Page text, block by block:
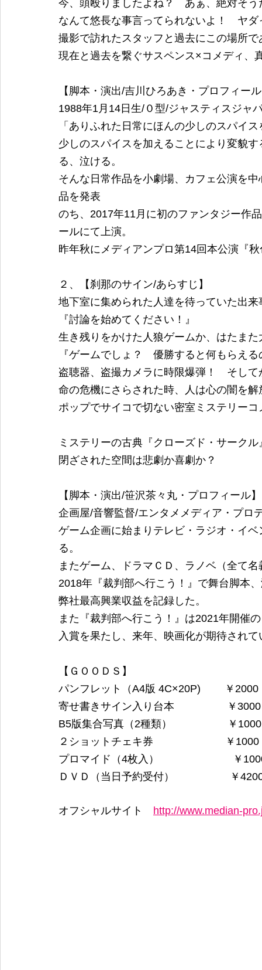
今、頭殴りましたよね？　あぁ、絶対そ
なんて悠長な事言ってられないよ！　ヤ
撮影で訪れたスタッフと過去にこの場所
現在と過去を繋ぐサスペンス×コメディ、
【脚本・演出/吉川ひろあき・プロフィー
1988年1月14日生/０型/ジャスティスジャ
「ありふれた日常にほんの少しのスパイ
少しのスパイスを加えることにより変貌
る、泣ける。
そんな日常作品を小劇場、カフェ公演を
品を発表
のち、2017年11月に初のファンタジー作
ールにて上演。
昨年秋にメディアンプロ第14回本公演『
２、【刹那のサイン/あらすじ】
地下室に集められた人達を待っていた出来
『討論を始めてください！』
生き残りをかけた人狼ゲームか、はたまた
『ゲームでしょ？　優勝すると何もらえる
盗聴器、盗撮カメラに時限爆弾！　そし
命の危機にさらされた時、人は心の闇を解
ポップでサイコで切ない密室ミステリーコ
ミステリーの古典『クローズド・サーク
閉ざされた空間は悲劇か喜劇か？
【脚本・演出/笹沢茶々丸・プロフィール】
企画屋/音響監督/エンタメメディア・プロ
ゲーム企画に始まりテレビ・ラジオ・イ
る。
またゲーム、ドラマＣＤ、ラノベ（全て
2018年『裁判部へ行こう！』で舞台脚本
弊社最高興業収益を記録した。
また『裁判部へ行こう！』は2021年開催
入賞を果たし、来年、映画化が期待されて
【ＧＯＯＤＳ】
パンフレット（A4版 4C×20P)　　 ￥2000
寄せ書きサイン入り台本　　　　　￥3000
B5版集合写真（2種類）　　　　 　￥1000
２ショットチェキ券　　　 　 　 　￥1000
プロマイド（4枚入）　　　　　　　￥
ＤＶＤ（当日予約受付）　　 　　　￥
オフシャルサイト http://www.median-